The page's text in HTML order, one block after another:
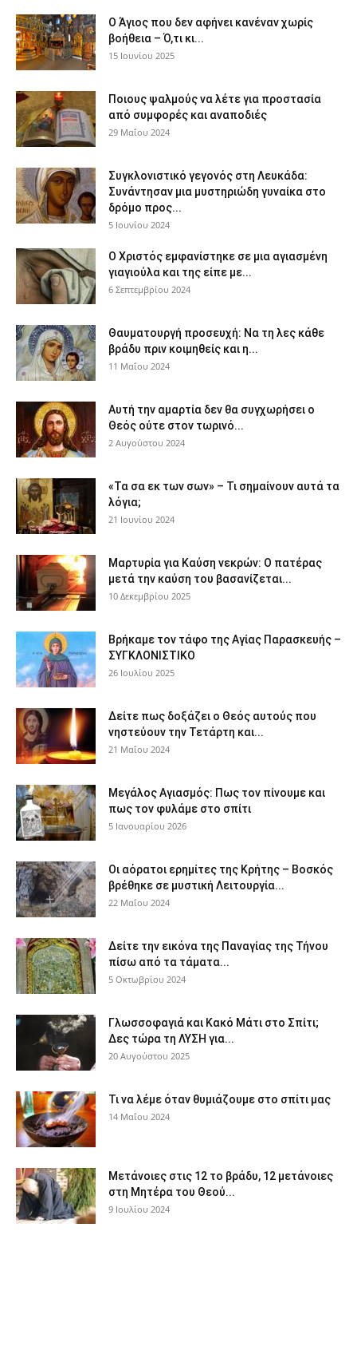
Ο Άγιος που δεν αφήνει κανέναν χωρίς
βοήθεια – Ό,τι κι...
15 Ιουνίου 2025
Ποιους ψαλμούς να λέτε για προστασία
από συμφορές και αναποδιές
29 Μαΐου 2024
Συγκλονιστικό γεγονός στη Λευκάδα:
Συνάντησαν μια μυστηριώδη γυναίκα στο
δρόμο προς...
5 Ιουνίου 2024
Ο Χριστός εμφανίστηκε σε μια αγιασμένη
γιαγιούλα και της είπε με...
6 Σεπτεμβρίου 2024
Θαυματουργή προσευχή: Να τη λες κάθε
βράδυ πριν κοιμηθείς και η...
11 Μαΐου 2024
Αυτή την αμαρτία δεν θα συγχωρήσει ο
Θεός ούτε στον τωρινό...
2 Αυγούστου 2024
«Τα σα εκ των σων» – Τι σημαίνουν αυτά τα
λόγια;
21 Ιουνίου 2024
Μαρτυρία για Καύση νεκρών: Ο πατέρας
μετά την καύση του βασανίζεται...
10 Δεκεμβρίου 2025
Βρήκαμε τον τάφο της Αγίας Παρασκευής –
ΣΥΓΚΛΟΝΙΣΤΙΚΟ
26 Ιουλίου 2025
Δείτε πως δοξάζει ο Θεός αυτούς που
νηστεύουν την Τετάρτη και...
21 Μαΐου 2024
Μεγάλος Αγιασμός: Πως τον πίνουμε και
πως τον φυλάμε στο σπίτι
5 Ιανουαρίου 2026
Οι αόρατοι ερημίτες της Κρήτης – Βοσκός
βρέθηκε σε μυστική Λειτουργία...
22 Μαΐου 2024
Δείτε την εικόνα της Παναγίας της Τήνου
πίσω από τα τάματα...
5 Οκτωβρίου 2024
Γλωσσοφαγιά και Κακό Μάτι στο Σπίτι;
Δες τώρα τη ΛΥΣΗ για...
20 Αυγούστου 2025
Τι να λέμε όταν θυμιάζουμε στο σπίτι μας
14 Μαΐου 2024
Μετάνοιες στις 12 το βράδυ, 12 μετάνοιες
στη Μητέρα του Θεού...
9 Ιουλίου 2024